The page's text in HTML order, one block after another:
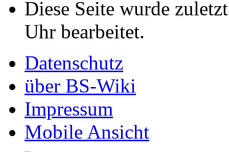
Diese Seite wurde
Uhr bearbeitet.
Datenschutz
über BS-Wiki
Impressum
Mobile Ansicht